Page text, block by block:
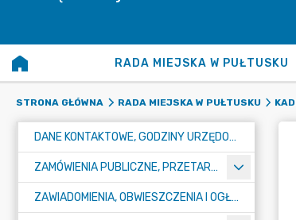
RADA MIEJSKA W PUŁTUSKU
STRONA GŁÓWNA RADA MIEJSKA W PUŁTUSKU
DANE KONTAKTOWE, GODZINY URZĘDOWANIA I NUMER KONTA BANKOWEGO
ZAMÓWIENIA PUBLICZNE, PRZETARGI, KONKURSY
ZAWIADOMIENIA, OBWIESZCZENIA I OGŁOSZENIA